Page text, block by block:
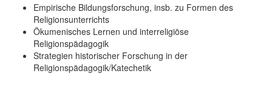
Empirische Bildungsforschung, insb. zu Formen des
Religionsunterrichts
Ökumenisches Lernen und interreligiöse
Religionspädagogik
Strategien historischer Forschung in der
Religionspädagogik/Katechetik